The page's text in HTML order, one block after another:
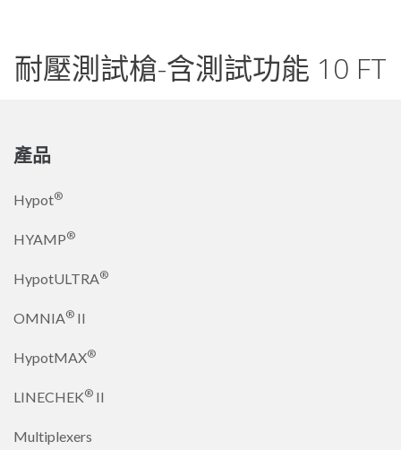
耐壓測試槍-含測試功能 10 FT
產品
Hypot®
HYAMP®
HypotULTRA®
OMNIA® II
HypotMAX®
LINECHEK® II
Multiplexers